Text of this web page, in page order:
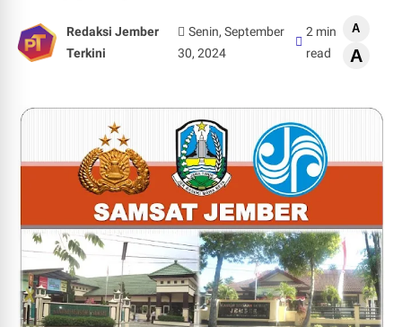
Redaksi Jember
Terkini
Senin, September
30, 2024
2 min
read
A
A